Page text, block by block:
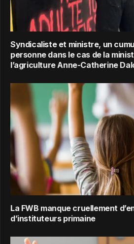
Syndicaliste et ministre, un
personne dans le cas de la
l’agriculture Anne-Catherine
La FWB manque cruellement
d’instituteurs primaine